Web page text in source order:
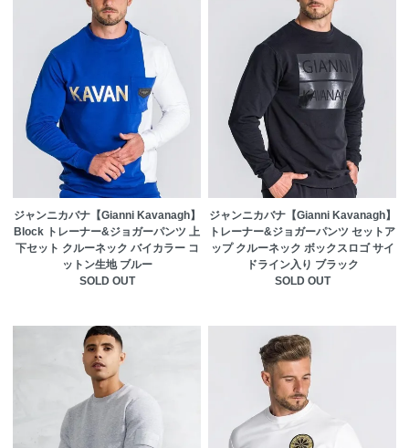
ジャンニカバナ【Gianni Kavanagh】
Block トレーナー&ジョガーパンツ 上
下セット クルーネック バイカラー コ
ットン生地 ブルー
SOLD OUT
ジャンニカバナ【Gianni Kavanagh】
トレーナー&ジョガーパンツ セットア
ップ クルーネック ボックスロゴ サイ
ドライン入り ブラック
SOLD OUT